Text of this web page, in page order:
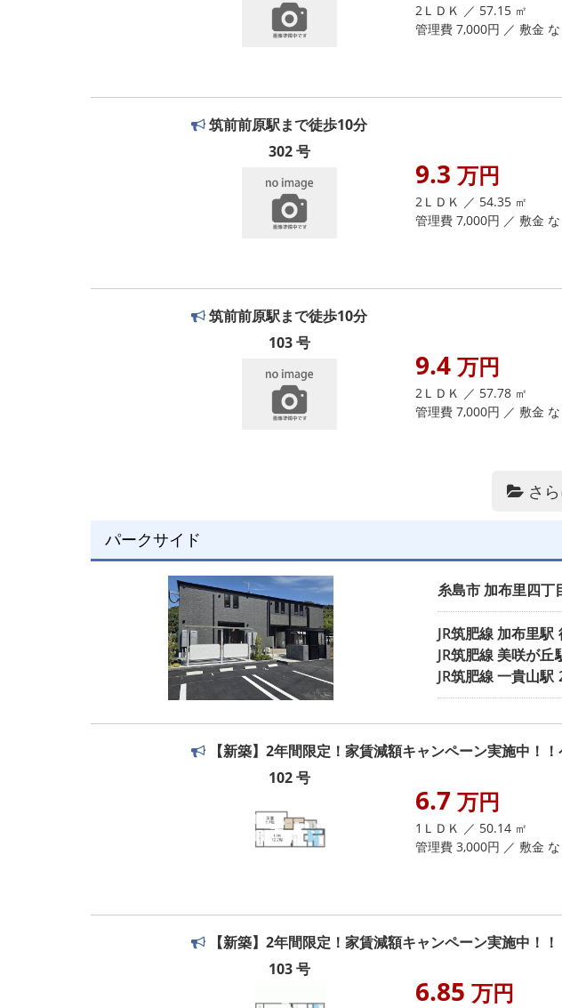
2ＬＤＫ ／ 57.15 ㎡
管理費 7,000円 ／ 敷金
筑前前原駅まで徒歩10分
302 号
9.3 万円
2ＬＤＫ ／ 54.35 ㎡
管理費 7,000円 ／ 敷金
筑前前原駅まで徒歩10分
103 号
9.4 万円
2ＬＤＫ ／ 57.78 ㎡
管理費 7,000円 ／ 敷金
さ
パークサイド
糸島市 加布里四丁
JR筑肥線 加布里駅
JR筑肥線 美咲が丘
JR筑肥線一貴山駅
【新築】2年間限定！家賃減額キャンペーン実施中！
102 号
6.7 万円
1ＬＤＫ ／ 50.14 ㎡
管理費 3,000円 ／ 敷金
【新築】2年間限定！家賃減額キャンペーン実施中！
103 号
6.85 万円